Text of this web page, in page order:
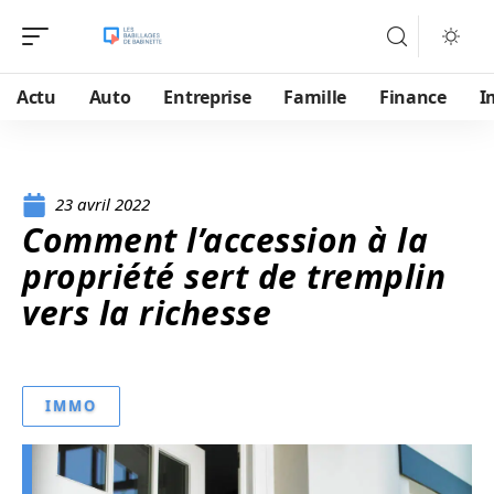
Actu Auto Entreprise Famille Finance
23 avril 2022
Comment l’accession à la
propriété sert de tremplin
vers la richesse
IMMO